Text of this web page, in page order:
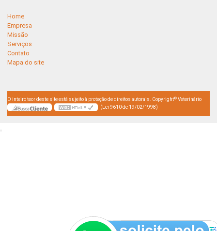
Home
Empresa
Missão
Serviços
Contato
Mapa do site
O inteiro teor deste site está sujeito à proteção de direitos autorais. Copyright© Veterinário
(Lei 9610 de 19/02/1998)